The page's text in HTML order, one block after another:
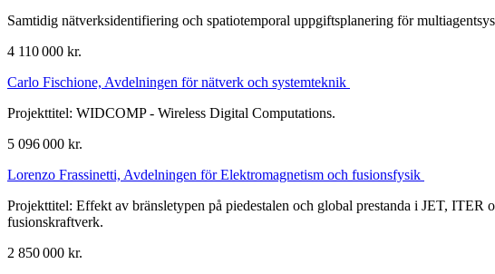
Samtidig nätverksidentifiering och spatiotemporal uppgiftsplanering för
4 110 000 kr.
Carlo Fischione, Avdelningen för nätverk och systemteknik
Projekttitel: WIDCOMP - Wireless Digital Computations.
5 096 000 kr.
Lorenzo Frassinetti, Avdelningen för Elektromagnetism och fusionsfysik
Projekttitel: Effekt av bränsletypen på piedestalen och global prestanda i JET, ITER
fusionskraftverk.
2 850 000 kr.